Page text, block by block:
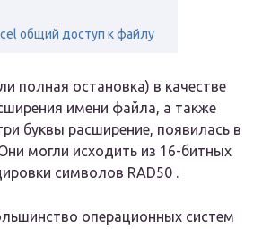
общий доступ к файлу
полная остановка) в качестве
имени файла, а также
буквы расширение, появилась в
могли исходить из 16-битных
символов RAD50 .
операционных систем